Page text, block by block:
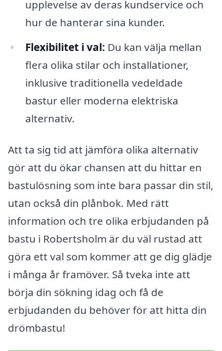
upplevelse av deras kundservice och
hur de hanterar sina kunder.
Flexibilitet i val: Du kan välja mellan
flera olika stilar och installationer,
inklusive traditionella vedeldade
bastur eller moderna elektriska
alternativ.
Att ta sig tid att jämföra olika alternativ
gör att du ökar chansen att du hittar en
bastulösning som inte bara passar din stil,
utan också din plånbok. Med rätt
information och tre olika erbjudanden på
bastu i Robertsholm är du väl rustad att
göra ett val som kommer att ge dig glädje
i många år framöver. Så tveka inte att
börja din sökning idag och få de
erbjudanden du behöver för att hitta din
drömbastu!